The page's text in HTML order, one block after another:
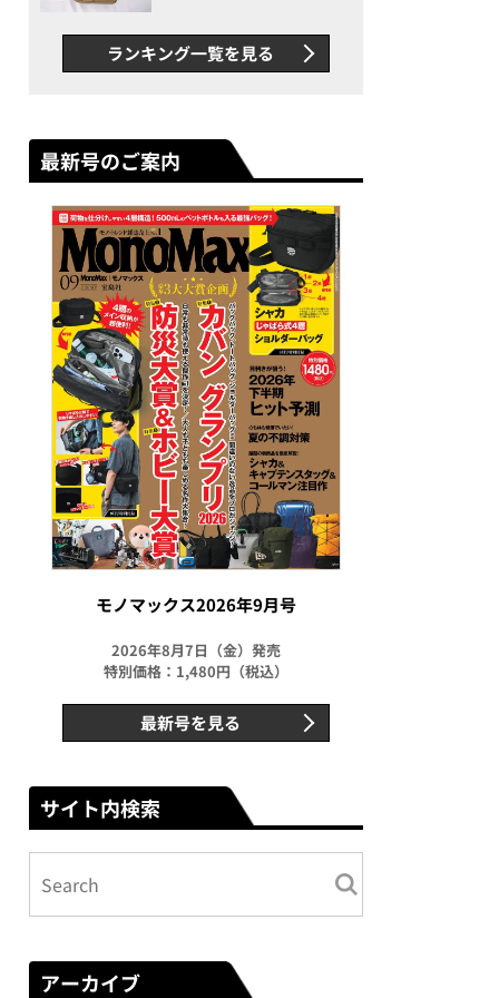
録…ほか【休日バッグの人気
記事ランキングベスト3】
（2026年6月版）
ランキング一覧を見る
最新号のご案内
モノマックス2026年9月号
2026年8月7日（金）発売
特別価格：1,480円（税込）
最新号を見る
サイト内検索
アーカイブ